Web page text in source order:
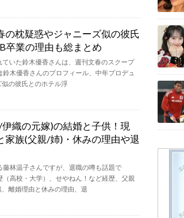
の枕疑惑やジャニーズ似の彼氏
卒業の理由も総まとめ
いた鈴木優香さんは、週刊文春のスクープ
木優香さんのプロフィール、中年プロデュ
の彼氏とのホテル浮
織の元嫁)の結婚と子供！現
家族(父親/姉)・休みの理由や退
林温子さんですが、退職の噂も話題で
高校・大学）、せやねん！など経歴、父親
離婚理由と休みの理由、退